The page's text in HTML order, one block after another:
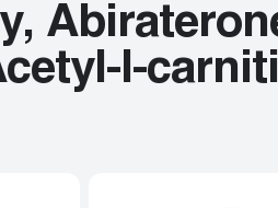
금연
수술
l-